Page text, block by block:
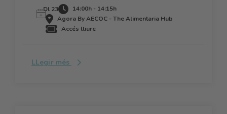
Dl 23
14:00h - 14:15h
Agora By AECOC - The Alimentaria Hub
Accés lliure
LLegir més